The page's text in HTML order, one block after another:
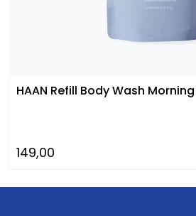
HAAN Refill Body Wash
149,00